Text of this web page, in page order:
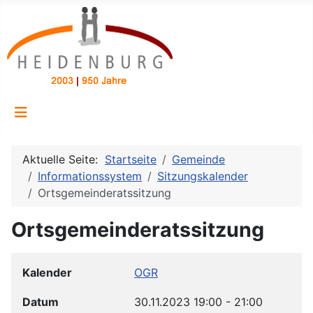
Aktuelle Seite: Startseite
Gemeinde
Informationssystem
Sitzungskalender
Ortsgemeinderatssitzung
Ortsgemeinderatssitzung
Kalender OGR
Datum 30.11.2023 19:00 - 21:00